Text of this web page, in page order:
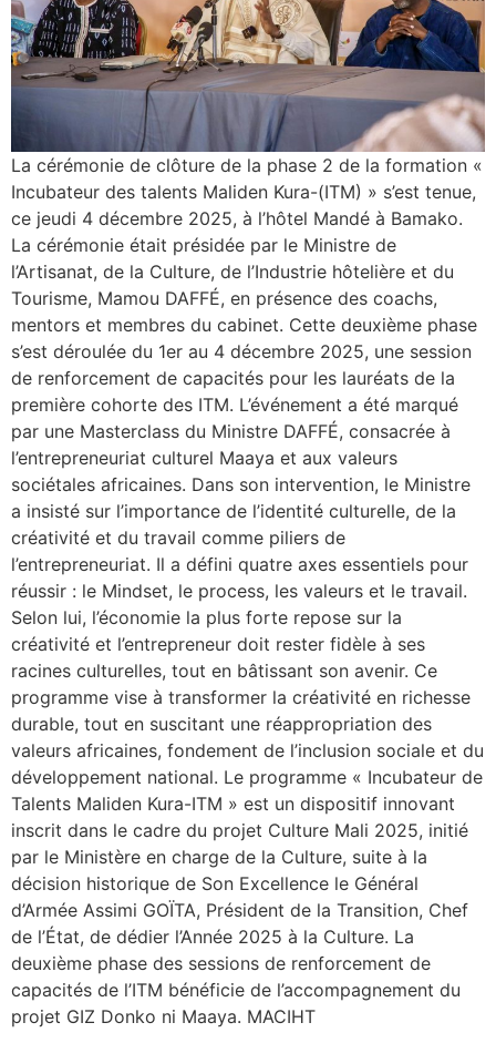
La cérémonie de clôture de la phase 2 de la formation «
Incubateur des talents Maliden Kura-(ITM) » s’est tenue,
ce jeudi 4 décembre 2025, à l’hôtel Mandé à Bamako.
La cérémonie était présidée par le Ministre de
l’Artisanat, de la Culture, de l’Industrie hôtelière et du
Tourisme, Mamou DAFFÉ, en présence des coachs,
mentors et membres du cabinet. Cette deuxième phase
s’est déroulée du 1er au 4 décembre 2025, une session
de renforcement de capacités pour les lauréats de la
première cohorte des ITM. L’événement a été marqué
par une Masterclass du Ministre DAFFÉ, consacrée à
l’entrepreneuriat culturel Maaya et aux valeurs
sociétales africaines. Dans son intervention, le Ministre
a insisté sur l’importance de l’identité culturelle, de la
créativité et du travail comme piliers de
l’entrepreneuriat. Il a défini quatre axes essentiels pour
réussir : le Mindset, le process, les valeurs et le travail.
Selon lui, l’économie la plus forte repose sur la
créativité et l’entrepreneur doit rester fidèle à ses
racines culturelles, tout en bâtissant son avenir. Ce
programme vise à transformer la créativité en richesse
durable, tout en suscitant une réappropriation des
valeurs africaines, fondement de l’inclusion sociale et du
développement national. Le programme « Incubateur de
Talents Maliden Kura-ITM » est un dispositif innovant
inscrit dans le cadre du projet Culture Mali 2025, initié
par le Ministère en charge de la Culture, suite à la
décision historique de Son Excellence le Général
d’Armée Assimi GOÏTA, Président de la Transition, Chef
de l’État, de dédier l’Année 2025 à la Culture. La
deuxième phase des sessions de renforcement de
capacités de l’ITM bénéficie de l’accompagnement du
projet GIZ Donko ni Maaya. MACIHT